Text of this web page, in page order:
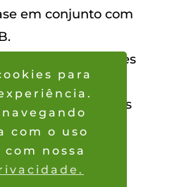
em conjunto com
identificar as ações
presentes ou
traçar estratégias
ações do
para
com o uso
nossa